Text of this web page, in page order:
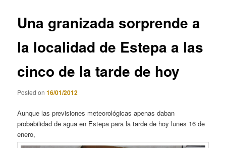
Una granizada sorprende a
la localidad de Estepa a las
cinco de la tarde de hoy
Posted on16/01/2012
Aunque las previsiones meteorológicas apenas daban
probabilidad de agua en Estepa para la tarde de hoy lunes 16 de
enero,